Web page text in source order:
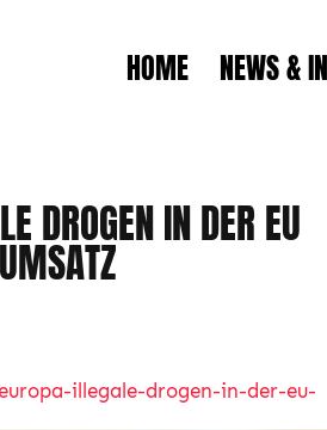
HOME NEWS &
DROGEN IN DER EU
illegale-drogen-in-der-eu-